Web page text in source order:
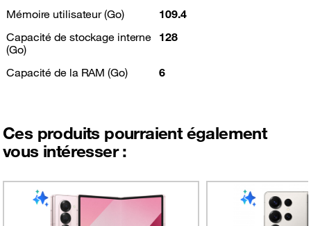
Mémoire utilisateur (Go)
109.4
Capacité de stockage interne
(Go)
128
Capacité de la RAM (Go) 6
Ces produits pourraient également
vous intéresser :